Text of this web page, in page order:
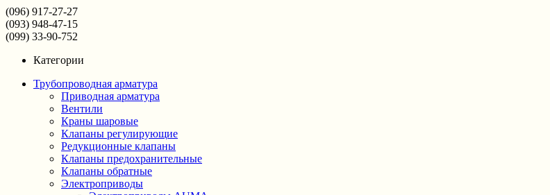
(096) 917-27-27
(093) 948-47-15
(099) 33-90-752
Категории
Трубопроводная арматура
Приводная арматура
Вентили
Краны шаровые
Клапаны регулирующие
Редукционные клапаны
Клапаны предохранительные
Клапаны обратные
Электроприводы